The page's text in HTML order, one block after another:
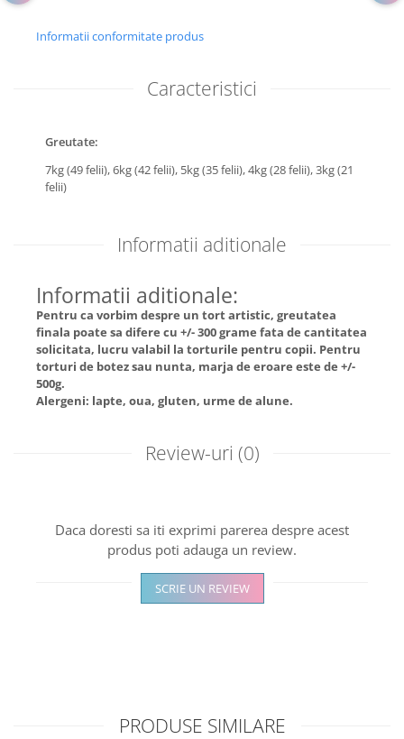
Informatii conformitate produs
Caracteristici
Greutate:
7kg (49 felii),6kg (42 felii), 5kg (35 felii),4kg (28 felii),3kg (21
felii)
Informatii aditionale
Informatii aditionale:
Pentru ca vorbim despre un tort artistic, greutatea
finala poate sa difere cu +/- 300 grame fata de cantitatea
solicitata, lucru valabil la torturile pentru copii. Pentru
torturi de botez sau nunta, marja de eroare este de +/-
500g.
Alergeni: lapte, oua, gluten, urme de alune.
Review-uri (0)
Daca doresti sa iti exprimi parerea despre acest
produs poti adauga un review.
SCRIE UN REVIEW
PRODUSE SIMILARE